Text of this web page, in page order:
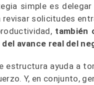
simple es
revisar solicitudes
también
avance real del
estructura ayuda a
Y, en conjunto,